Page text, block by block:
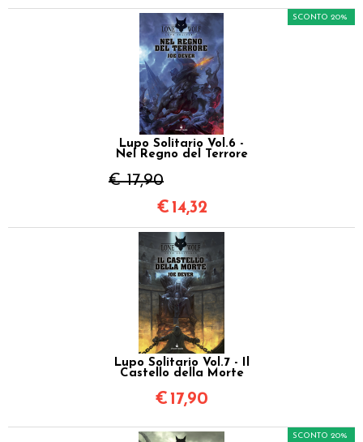
Lupo Solitario Vol.6 -
Nel Regno del Terrore
€ 17,90
SCONTO 20%
€ 14,32
Lupo Solitario Vol.7 - Il
Castello della Morte
€ 17,90
SCONTO 20%